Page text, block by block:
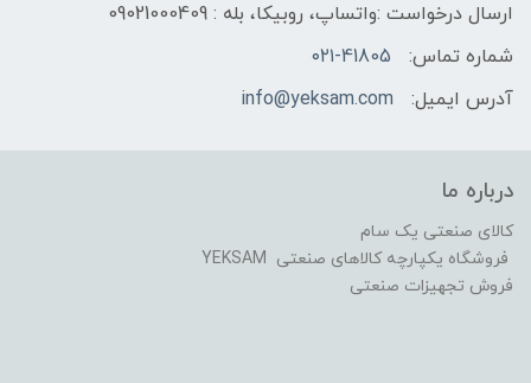
ارسال درخواست :واتساپ، روبیکا، بله : 09021000409
شماره تماس:
۰۲۱-41805
آدرس ایمیل:
info@yeksam.com
درباره ما
کالای صنعتی یک سام
فروشگاه یکپارچه کالاهای صنعتی YEKSAM
فروش تجهیزات صنعتی